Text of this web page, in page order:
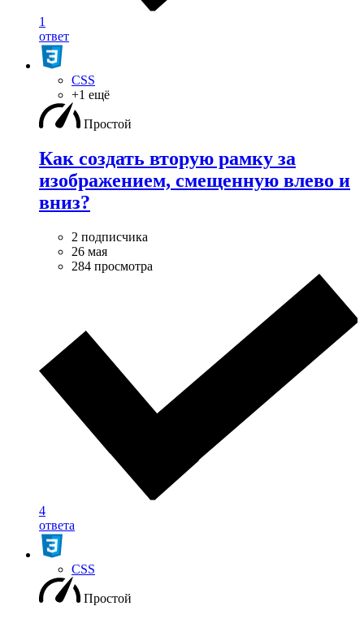
1
ответ
CSS
+1 ещё
Простой
Как создать вторую рамку за
изображением, смещенную влево и
вниз?
2 подписчика
26 мая
284 просмотра
4
ответа
CSS
Простой